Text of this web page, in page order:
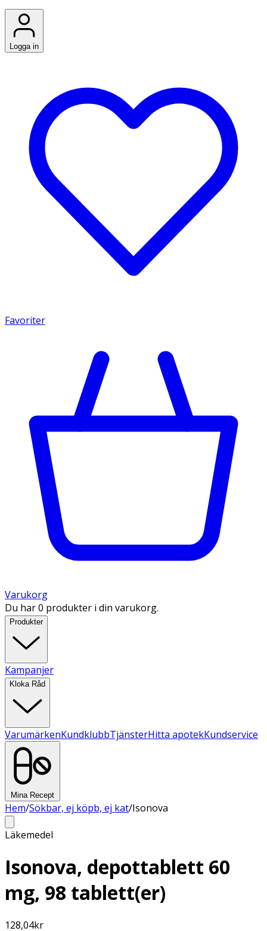
Logga in
Favoriter
Varukorg
Du har 0 produkter i din varukorg.
Produkter
Kampanjer
Kloka Råd
VarumärkenKundklubbTjänsterHitta apotekKundservice
Mina Recept
Hem/Sökbar, ej köpb, ej kat/Isonova
Läkemedel
Isonova, depottablett 60
mg, 98 tablett(er)
128,04kr